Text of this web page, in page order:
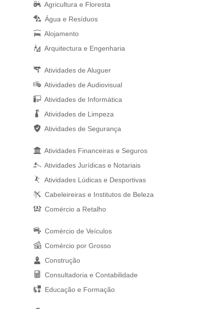
Agricultura e Floresta
Água e Resíduos
Alojamento
Arquitectura e Engenharia
Atividades de Aluguer
Atividades de Audiovisual
Atividades de Informática
Atividades de Limpeza
Atividades de Segurança
Atividades Financeiras e Seguros
Atividades Jurídicas e Notariais
Atividades Lúdicas e Desportivas
Cabeleireiras e Institutos de Beleza
Comércio a Retalho
Comércio de Veículos
Comércio por Grosso
Construção
Consultadoria e Contabilidade
Educação e Formação